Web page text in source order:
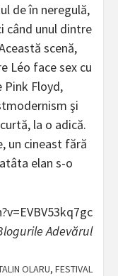
de în neregulă,
când unul dintre
scenă,
Léo face sex cu
Pink Floyd,
şi
la o adică.
un cineast fără
elan s-o
Adevărul
OLARU, FESTIVAL